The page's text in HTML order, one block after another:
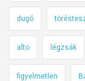
dugó
alto légzsák
figyelmetlen